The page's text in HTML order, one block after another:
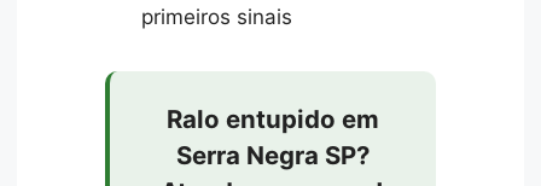
primeiros sinais
Ralo entupido em
Serra Negra SP?